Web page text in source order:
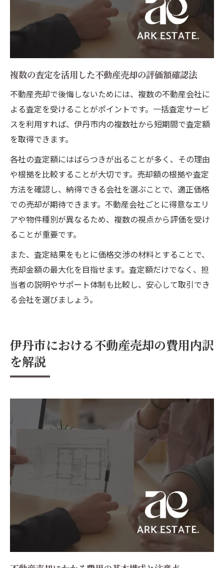
複数の査定を活用した不動産売却の評価額確認法
不動産売却で後悔しないためには、複数の不動産会社に
よる査定を受けることがポイントです。一括査定サービ
スを利用すれば、伊丹市内の複数社から短期間で査定額
を取得できます。
各社の査定額にはばらつきが出ることが多く、その理由
や根拠を比較することが大切です。売却額の根拠や査定
方法を確認し、納得できる会社を選ぶことで、適正価格
での売却が期待できます。不動産会社ごとに得意なエリ
アや物件種別が異なるため、複数の視点から評価を受け
ることが重要です。
また、査定結果をもとに価格交渉の材料とすることで、
売却金額の最大化を目指せます。査定額だけでなく、担
当者の説明やサポート体制も比較し、安心して取引でき
る会社を選びましょう。
伊丹市における不動産売却の費用内訳
を解説